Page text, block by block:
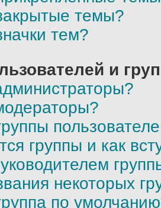
темы?
тем?
и
группы и как
некоторых
по